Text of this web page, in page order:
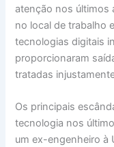
atenção nos últimos
no local de trabalho
tecnologias digitais
proporcionaram
tratadas
Os principais
tecnologia nos
um ex-engenheiro à